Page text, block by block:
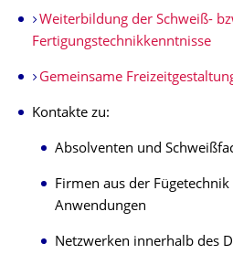
Weiterbildung der Schweiß-
Fertigungstechnikkenntnisse
Gemeinsame
Kontakte zu:
Absolventen und
Firmen aus der
Anwendungen
Netzwerken innerhalb des